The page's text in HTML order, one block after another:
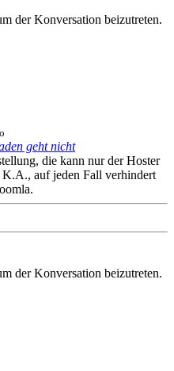
der Konversation beizutreten.
geht nicht
die kann nur der Hoster
K.A., auf jeden Fall verhindert
der Konversation beizutreten.